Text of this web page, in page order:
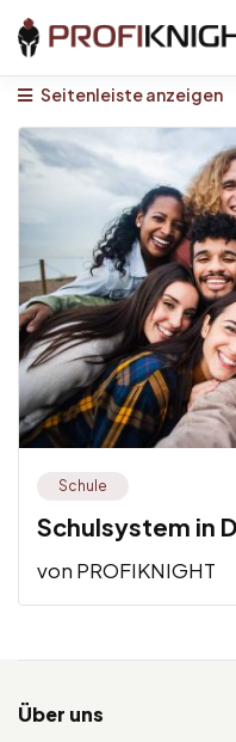
Seitenleiste anzeigen
Schule
Schulsystem in
von PROFIKNIGHT
Über uns